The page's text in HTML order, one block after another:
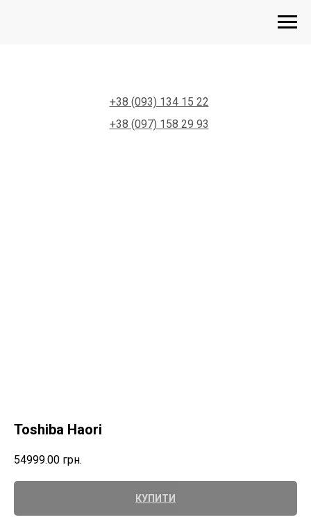
+38 (097) 158 29 93
+38 (093) 134 15 22
Toshiba Haori
54999.00 грн.
КУПИТИ